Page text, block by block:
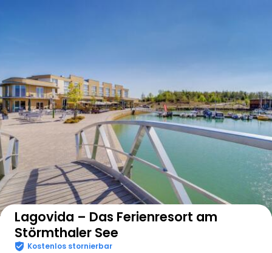
Auf der Karte anzeigen
Lagovida – Das Ferienresort am
Störmthaler See
Kostenlos stornierbar